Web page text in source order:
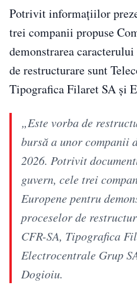
Potrivit informațiilor
trei companii propuse
demonstrarea
de restructurare sunt
Tipografica Filaret SA și
„Este vorba de
bursă a unor companii
2026. Potrivit
guvern, cele trei
Europene pentru
proceselor de
CFR-SA, Tipografica
Electrocentrale Grup
Dogioiu.